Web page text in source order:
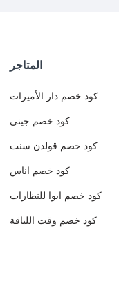
المتاجر
كود خصم دار الأميرات
كود خصم جيني
كود خصم قولدن سنت
كود خصم اناس
كود خصم ايوا للنظارات
كود خصم وقت اللياقة